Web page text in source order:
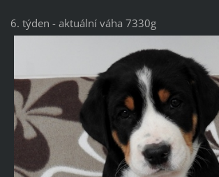
6. týden - aktuální váha 7330g